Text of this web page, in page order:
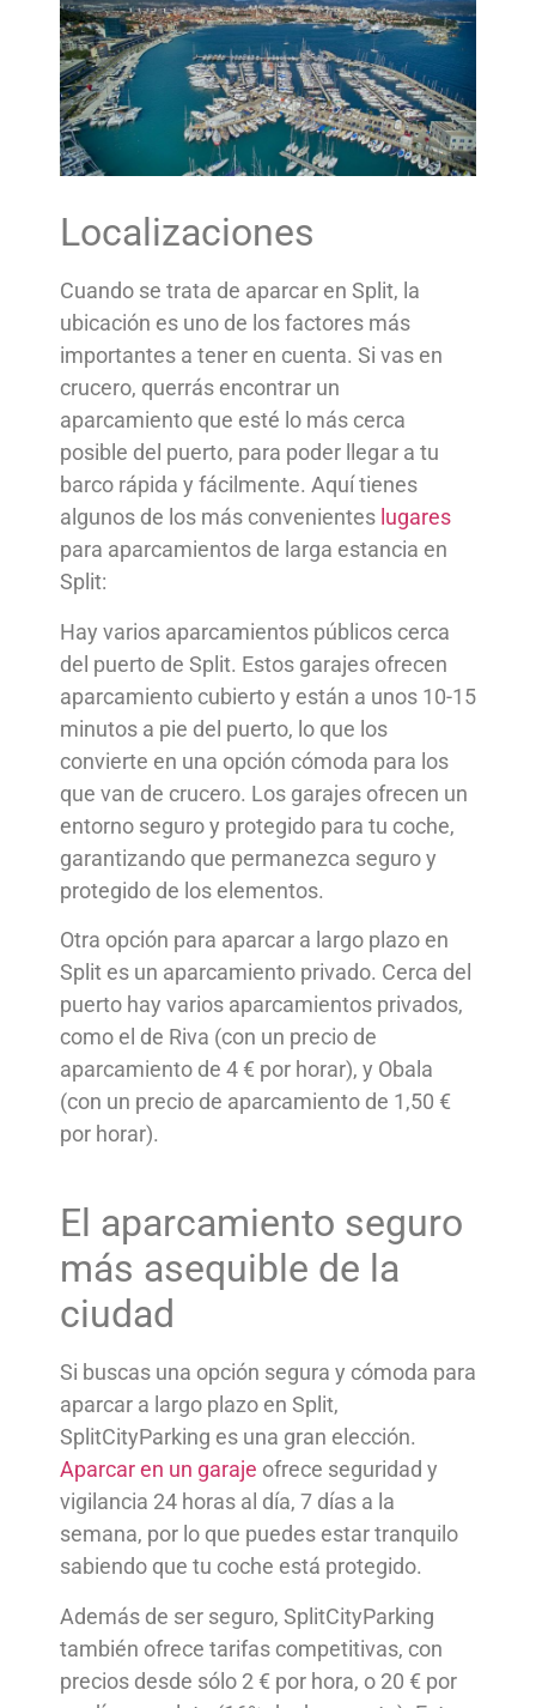
Localizaciones
Cuando se trata de aparcar en Split, la
ubicación es uno de los factores más
importantes a tener en cuenta. Si vas en
crucero, querrás encontrar un
aparcamiento que esté lo más cerca
posible del puerto, para poder llegar a tu
barco rápida y fácilmente. Aquí tienes
algunos de los más convenientes lugares
para aparcamientos de larga estancia en
Split:
Hay varios aparcamientos públicos cerca
del puerto de Split. Estos garajes ofrecen
aparcamiento cubierto y están a unos 10-15
minutos a pie del puerto, lo que los
convierte en una opción cómoda para los
que van de crucero. Los garajes ofrecen un
entorno seguro y protegido para tu coche,
garantizando que permanezca seguro y
protegido de los elementos.
Otra opción para aparcar a largo plazo en
Split es un aparcamiento privado. Cerca del
puerto hay varios aparcamientos privados,
como el de Riva (con un precio de
aparcamiento de 4 € por horar), y Obala
(con un precio de aparcamiento de 1,50 €
por horar).
El aparcamiento seguro
más asequible de la
ciudad
Si buscas una opción segura y cómoda para
aparcar a largo plazo en Split,
SplitCityParking es una gran elección.
Aparcar en un garaje ofrece seguridad y
vigilancia 24 horas al día, 7 días a la
semana, por lo que puedes estar tranquilo
sabiendo que tu coche está protegido.
Además de ser seguro, SplitCityParking
también ofrece tarifas competitivas, con
precios desde sólo 2 € por hora, o 20 € por